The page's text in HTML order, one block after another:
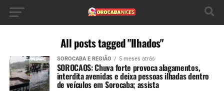
All posts tagged "Ilhados"
SOROCABA E REGIÃO 5 meses atrás
SOROCAOS: Chuva forte provoca alagamentos,
interdita avenidas e deixa pessoas ilhadas dentro
de veículos em Sorocaba; assista